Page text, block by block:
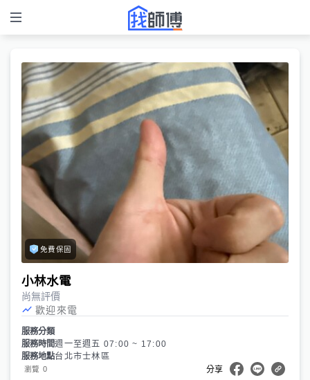
免費保固
小林水電
尚無評價
歡迎來電
服務分類
服務時間週一至週五 07:00 ~ 17:00
服務地點台北市士林區
瀏覽 0 分享